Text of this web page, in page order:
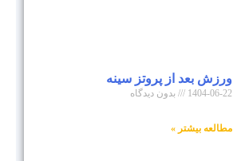
ورزش بعد از پروتز سینه
1404-06-22 بدون دیدگاه
مطالعه بیشتر »